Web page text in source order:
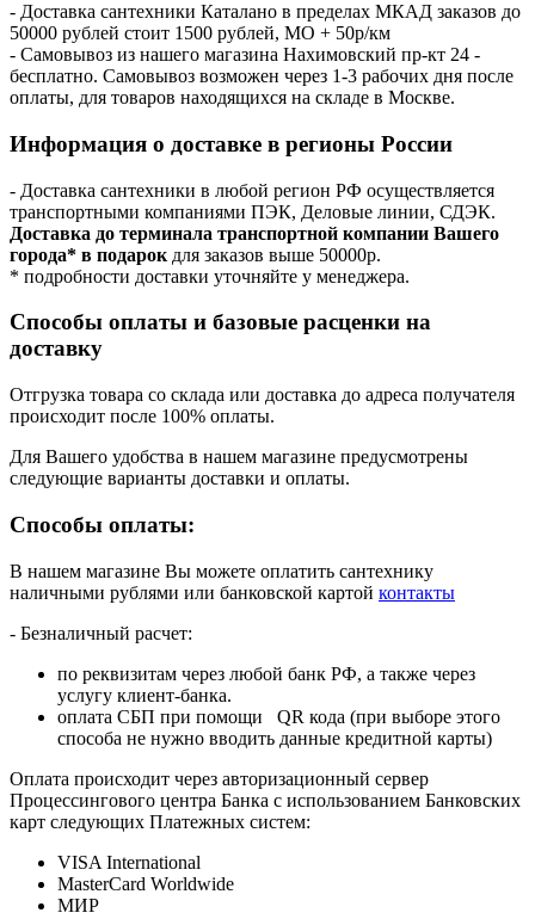
- Доставка сантехники Каталано в пределах МКАД заказов до
50000 рублей стоит 1500 рублей, МО + 50р/км
- Самовывоз из нашего магазина Нахимовский пр-кт 24 -
бесплатно. Самовывоз возможен через 1-3 рабочих дня после
оплаты, для товаров находящихся на складе в Москве.
Информация о доставке в регионы России
- Доставка сантехники в любой регион РФ осуществляется
транспортными компаниями ПЭК, Деловые линии, СДЭК.
Доставка до терминала транспортной компании Вашего
города* в подарок для заказов выше 50000р.
* подробности доставки уточняйте у менеджера.
Способы оплаты и базовые расценки на
доставку
Отгрузка товара со склада или доставка до адреса получателя
происходит после 100% оплаты.
Для Вашего удобства в нашем магазине предусмотрены
следующие варианты доставки и оплаты.
Способы оплаты:
В нашем магазине Вы можете оплатить сантехнику
наличными рублями или банковской картой контакты
- Безналичный расчет:
по реквизитам через любой банк РФ, а также через
услугу клиент-банка.
оплата СБП при помощи QR кода (при выборе этого
способа не нужно вводить данные кредитной карты)
Оплата происходит через авторизационный сервер
Процессингового центра Банка с использованием Банковских
карт следующих Платежных систем:
VISA International
MasterCard Worldwide
МИР